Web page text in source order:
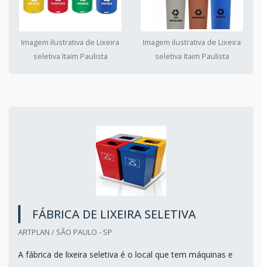
Imagem ilustrativa de Lixeira
seletiva Itaim Paulista
Imagem ilustrativa de Lixeira
seletiva Itaim Paulista
FÁBRICA DE LIXEIRA SELETIVA
ARTPLAN / SÃO PAULO - SP
A fábrica de lixeira seletiva é o local que tem máquinas e